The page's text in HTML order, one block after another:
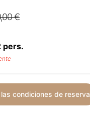
€
pers.
las condiciones de reserva